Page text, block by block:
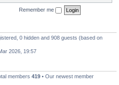
Remember me
0 hidden and 908 guests (based on
2026, 19:57
members 419 • Our newest member